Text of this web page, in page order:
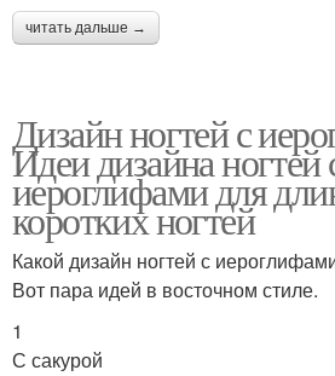
читать дальше →
Дизайн ногтей с
Идеи дизайна ногтей
иероглифами для
коротких ногтей
Какой дизайн ногтей с
Вот пара идей в восточном стиле.
1
С сакурой